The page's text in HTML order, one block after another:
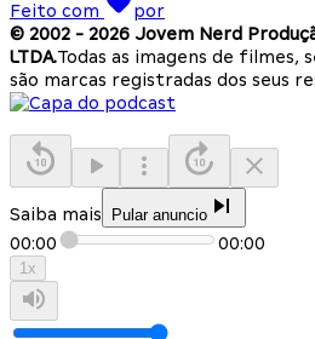
Feito com
por
© 2002 - 2026 Jovem Nerd
LTDA.Todas as imagens de filmes,
são marcas registradas dos seus
Saiba mais Pular anuncio
00:00 00:00
1x